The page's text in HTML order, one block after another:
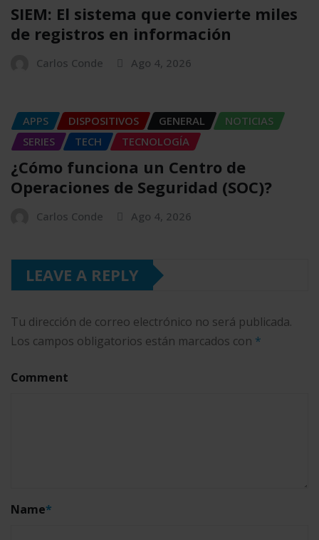
SIEM: El sistema que convierte miles
de registros en información
Carlos Conde Ago 4, 2026
APPS DISPOSITIVOS GENERAL
NOTICIAS
SERIES
TECH TECNOLOGÍA
¿Cómo funciona un Centro de
Operaciones de Seguridad (SOC)?
Carlos Conde Ago 4, 2026
LEAVE A REPLY
Tu dirección de correo electrónico no será publicada.
Los campos obligatorios están marcados con *
Comment
Name*